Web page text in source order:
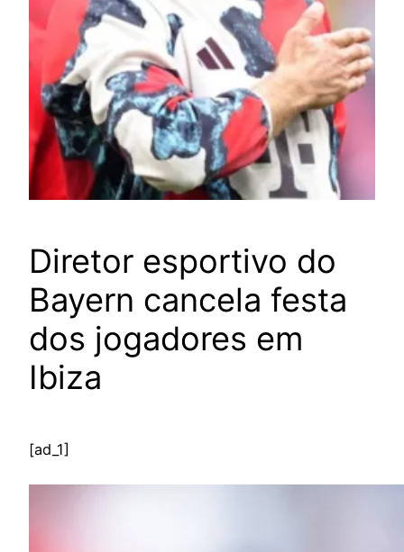
Diretor esportivo do
Bayern cancela festa
dos jogadores em
Ibiza
[ad_1]